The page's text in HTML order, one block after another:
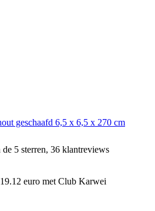
geschaafd 6,5 x 6,5 x 270 cm
5 sterren, 36 klantreviews
euro met Club Karwei